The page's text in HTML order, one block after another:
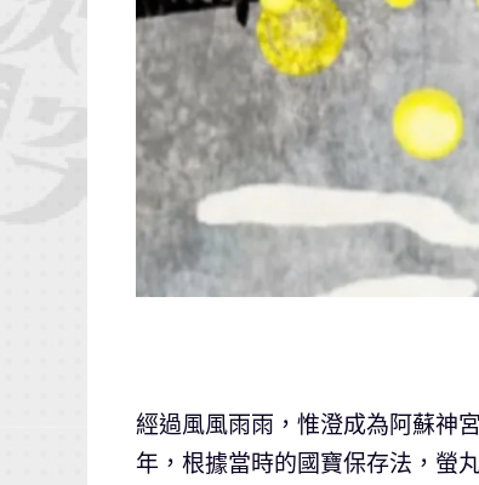
經過風風雨雨，惟澄成為阿蘇神
年，根據當時的國寶保存法，螢